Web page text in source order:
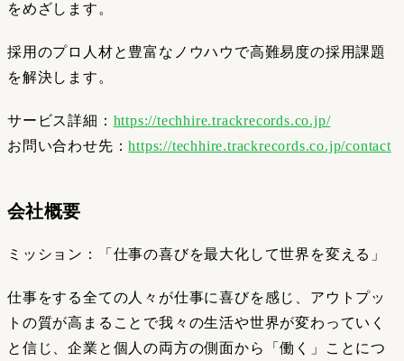
をめざします。
採用のプロ人材と豊富なノウハウで高難易度の採用課題
を解決します。
サービス詳細： https://techhire.trackrecords.co.jp/
お問い合わせ先：https://techhire.trackrecords.co.jp/contact
会社概要
ミッション：「仕事の喜びを最大化して世界を変える」
仕事をする全ての人々が仕事に喜びを感じ、アウトプッ
トの質が高まることで我々の生活や世界が変わっていく
と信じ、企業と個人の両方の側面から「働く」ことにつ